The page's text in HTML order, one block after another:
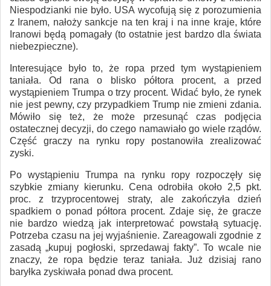
Niespodzianki nie było. USA wycofują się z porozumienia
z Iranem, nałoży sankcje na ten kraj i na inne kraje, które
Iranowi będą pomagały (to ostatnie jest bardzo dla świata
niebezpieczne).
Interesujące było to, że ropa przed tym wystąpieniem
taniała. Od rana o blisko półtora procent, a przed
wystąpieniem Trumpa o trzy procent. Widać było, że rynek
nie jest pewny, czy przypadkiem Trump nie zmieni zdania.
Mówiło się też, że może przesunąć czas podjęcia
ostatecznej decyzji, do czego namawiało go wiele rządów.
Część graczy na rynku ropy postanowiła zrealizować
zyski.
Po wystąpieniu Trumpa na rynku ropy rozpoczęły się
szybkie zmiany kierunku. Cena odrobiła około 2,5 pkt.
proc. z trzyprocentowej straty, ale zakończyła dzień
spadkiem o ponad półtora procent. Zdaje się, że gracze
nie bardzo wiedzą jak interpretować powstałą sytuację.
Potrzeba czasu na jej wyjaśnienie. Zareagowali zgodnie z
zasadą „kupuj pogłoski, sprzedawaj fakty”. To wcale nie
znaczy, że ropa będzie teraz taniała. Już dzisiaj rano
baryłka zyskiwała ponad dwa procent.